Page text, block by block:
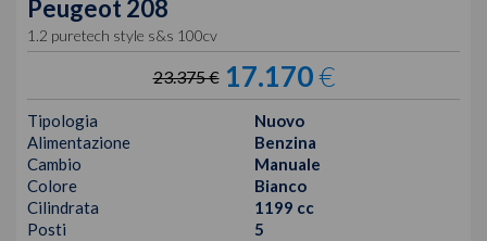
Peugeot 208
1.2 puretech style s&s 100cv
23.375 € 17.170€
Tipologia
Nuovo
Alimentazione
Benzina
Cambio
Manuale
Colore
Bianco
Cilindrata
1199 cc
Posti
5